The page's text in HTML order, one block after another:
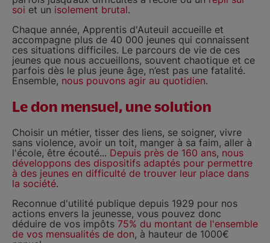
soi et un isolement brutal.
Chaque année, Apprentis d'Auteuil accueille et
accompagne plus de 40 000 jeunes qui connaissent
ces situations difficiles. Le parcours de vie de ces
jeunes que nous accueillons, souvent chaotique et ce
parfois dès le plus jeune âge, n’est pas une fatalité.
Ensemble, nous pouvons agir au quotidien.
Le don mensuel, une solution
Choisir un métier, tisser des liens, se soigner, vivre
sans violence, avoir un toit, manger à sa faim, aller à
l'école, être écouté... Depuis près de 160 ans, nous
développons des dispositifs adaptés pour permettre
à des jeunes en difficulté de trouver leur place dans
la société.
Reconnue d'utilité publique depuis 1929 pour nos
actions envers la jeunesse, vous pouvez donc
déduire de vos impôts 75% du montant de l'ensemble
de vos mensualités de don, à hauteur de 1000€